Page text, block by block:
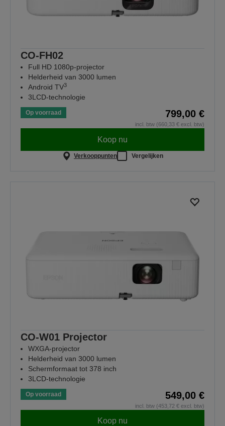
CO-FH02
Full HD 1080p-projector
Helderheid van 3000 lumen
Android TV3
3LCD-technologie
Op voorraad 799,00 €
incl. btw (660,33 € excl. btw)
Koop nu
Verkooppunten Vergelijken
CO-W01 Projector
WXGA-projector
Helderheid van 3000 lumen
Schermformaat tot 378 inch
3LCD-technologie
Op voorraad 549,00 €
incl. btw (453,72 € excl. btw)
Koop nu